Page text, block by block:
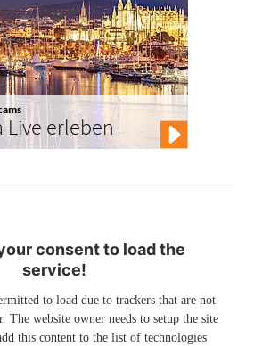
Live erleben
consent to load the
service!
to load due to trackers that are not
The website owner needs to setup the site
this content to the list of technologies